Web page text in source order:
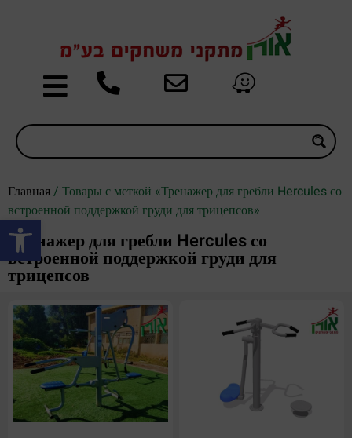
Открыть панель инструментов
Главная/ Товары с меткой «Тренажер для гребли Hercules со
встроенной поддержкой груди для трицепсов»
Тренажер для гребли Hercules со
встроенной поддержкой груди для
трицепсов